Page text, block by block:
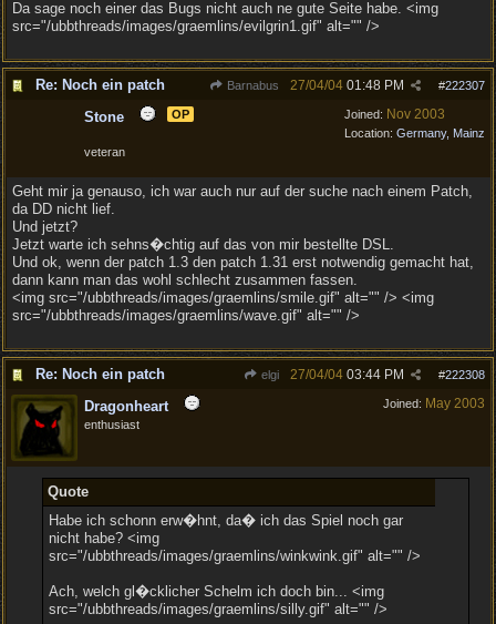
Da sage noch einer das Bugs nicht auch ne gute Seite habe. <img
src="/ubbthreads/images/graemlins/evilgrin1.gif" alt="" />
Re: Noch ein patch Barnabus #222307
27/04/04 01:48 PM
Joined: Nov 2003
Location: Germany, Mainz
Stone OP
veteran
Geht mir ja genauso, ich war auch nur auf der suche nach einem Patch,
da DD nicht lief.
Und jetzt?
Jetzt warte ich sehns�chtig auf das von mir bestellte DSL.
Und ok, wenn der patch 1.3 den patch 1.31 erst notwendig gemacht hat,
dann kann man das wohl schlecht zusammen fassen.
<img src="/ubbthreads/images/graemlins/smile.gif" alt="" /> <img
src="/ubbthreads/images/graemlins/wave.gif" alt="" />
Re: Noch ein patch elgi #222308
27/04/04 03:44 PM
Joined: May 2003
Dragonheart
enthusiast
Quote
Habe ich schonn erw�hnt, da� ich das Spiel noch gar
nicht habe? <img
src="/ubbthreads/images/graemlins/winkwink.gif" alt="" />
Ach, welch gl�cklicher Schelm ich doch bin... <img
src="/ubbthreads/images/graemlins/silly.gif" alt="" />